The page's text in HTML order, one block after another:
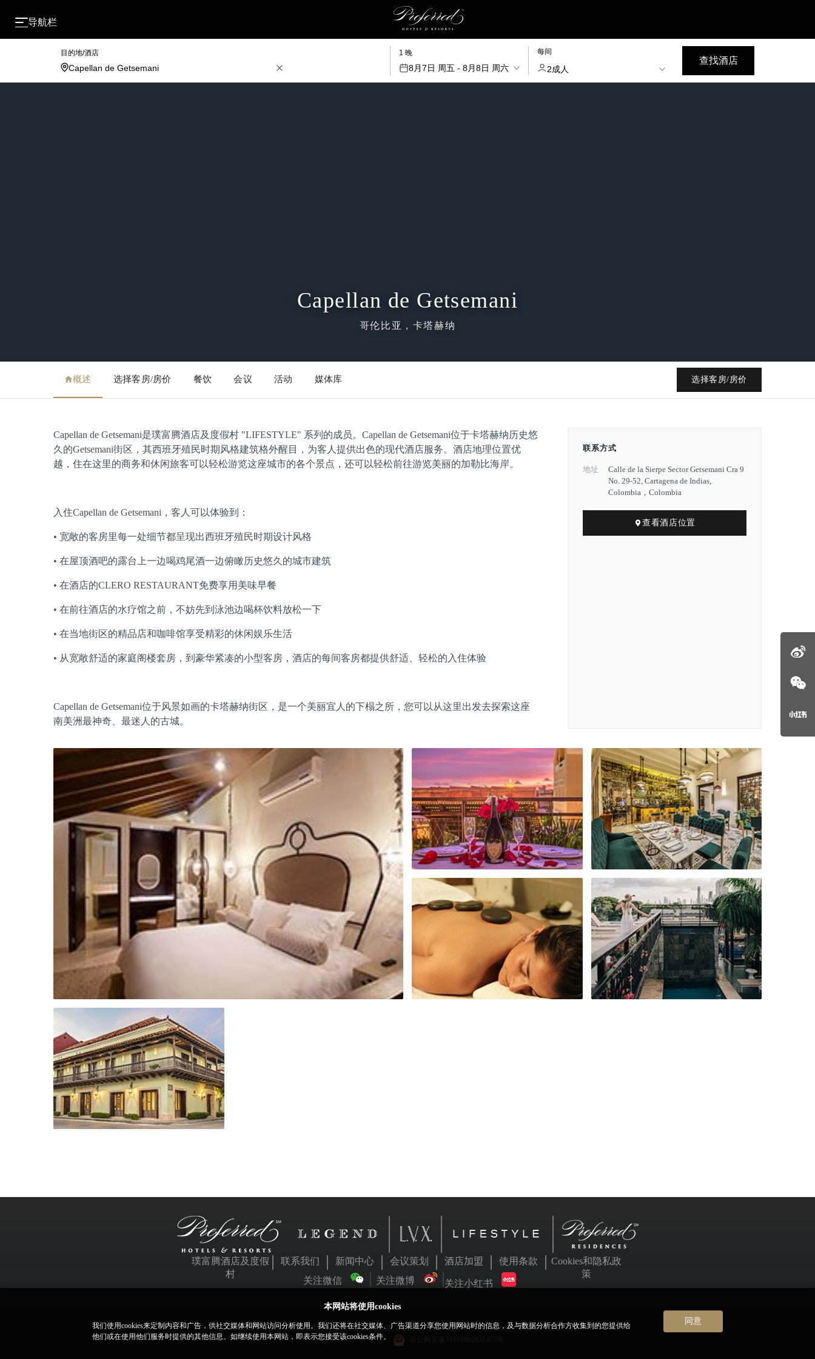
本网站将使用cookies
我们使用cookies来定制内容和广告，供社交媒体和网站访问分析使用。我们还将在社交媒体、广告渠道分享您使用网站时的信息，及与数据分析合作方收集到的您提供给
他们或在使用他们服务时提供的其他信息。如继续使用本网站，即表示您接受该cookies条件。
同意
导航栏
目的地/酒店 1 晚
8月7日 周五 - 8月8日 周六
每间
2成人
查找酒店
Capellan de Getsemani
哥伦比亚，卡塔赫纳
概述 选择客房/房价 餐饮 会议 活动 媒体库 选择客房/房价
Capellan de Getsemani是璞富腾酒店及度假村 "LIFESTYLE" 系列的成员。Capellan de Getsemani位于卡塔赫纳历史悠
久的Getsemani街区，其西班牙殖民时期风格建筑格外醒目，为客人提供出色的现代酒店服务。酒店地理位置优
越，住在这里的商务和休闲旅客可以轻松游览这座城市的各个景点，还可以轻松前往游览美丽的加勒比海岸。
入住Capellan de Getsemani，客人可以体验到：
• 宽敞的客房里每一处细节都呈现出西班牙殖民时期设计风格
• 在屋顶酒吧的露台上一边喝鸡尾酒一边俯瞰历史悠久的城市建筑
• 在酒店的CLERO RESTAURANT免费享用美味早餐
• 在前往酒店的水疗馆之前，不妨先到泳池边喝杯饮料放松一下
• 在当地街区的精品店和咖啡馆享受精彩的休闲娱乐生活
• 从宽敞舒适的家庭阁楼套房，到豪华紧凑的小型客房，酒店的每间客房都提供舒适、轻松的入住体验
Capellan de Getsemani位于风景如画的卡塔赫纳街区，是一个美丽宜人的下榻之所，您可以从这里出发去探索这座
南美洲最神奇、最迷人的古城。
联系方式
地址
Calle de la Sierpe Sector Getsemani Cra 9
No. 29-52, Cartagena de Indias,
Colombia，Colombia
查看酒店位置
璞富腾酒店及度假
村
联系我们 新闻中心 会议策划 酒店加盟 使用条款
Cookies和隐私政
策
关注微信 关注微博 关注小红书
如本站内容与璞富腾英文站相关内容有出入,以英文站为准! | 2026 北京时代一峰信息技术有限公司版权所有
京ICP备05063701号